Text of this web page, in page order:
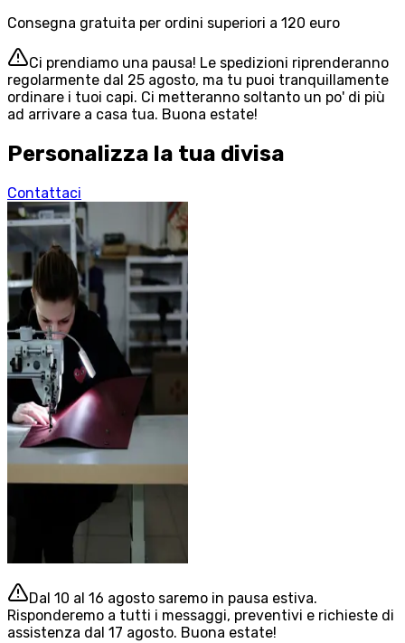
Consegna gratuita per ordini superiori a 120 euro
Ci prendiamo una pausa! Le spedizioni riprenderanno
regolarmente dal 25 agosto, ma tu puoi tranquillamente
ordinare i tuoi capi. Ci metteranno soltanto un po' di più
ad arrivare a casa tua. Buona estate!
Personalizza la tua divisa
Contattaci
Dal 10 al 16 agosto saremo in pausa estiva.
Risponderemo a tutti i messaggi, preventivi e richieste di
assistenza dal 17 agosto. Buona estate!